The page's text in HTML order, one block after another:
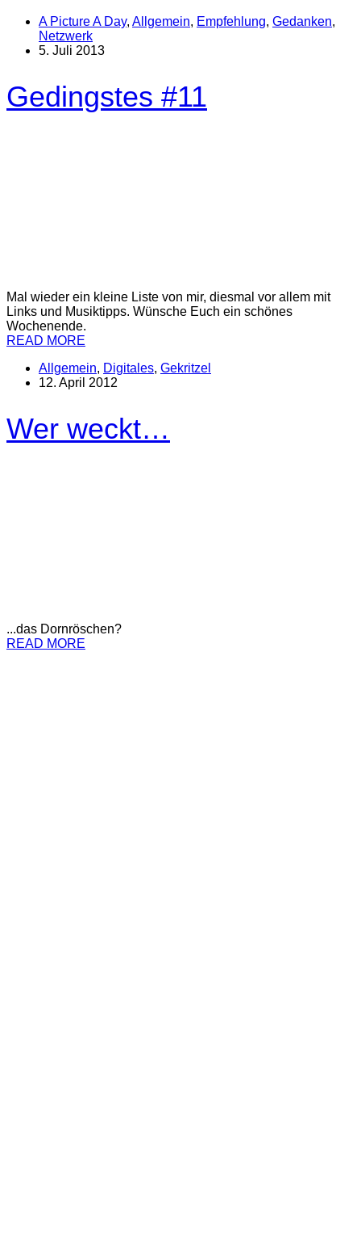
A Picture A Day, Allgemein, Empfehlung, Gedanken,
Netzwerk
5. Juli 2013
Gedingstes #11
Mal wieder ein kleine Liste von mir, diesmal vor allem mit
Links und Musiktipps. Wünsche Euch ein schönes
Wochenende.
READ MORE
Allgemein, Digitales, Gekritzel
12. April 2012
Wer weckt…
...das Dornröschen?
READ MORE